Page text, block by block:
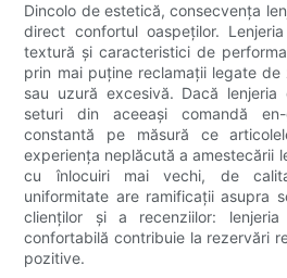
Dincolo de estetică, consecvența
direct confortul oaspeților.
textură și caracteristici de
prin mai puține reclamații legate
sau uzură excesivă. Dacă
seturi din aceeași comandă
constantă pe măsură ce
experiența neplăcută a amestecării
cu înlocuiri mai vechi, de
uniformitate are ramificații asupra
clienților și a recenziilor:
confortabilă contribuie la rezervări
pozitive.